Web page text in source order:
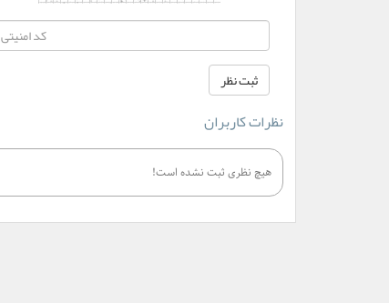
نظرات کاربران
هیچ نظری ثبت نشده است!